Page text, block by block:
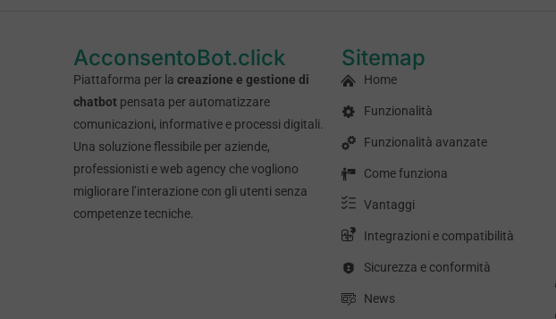
AcconsentoBot.click
Piattaforma per la creazione e gestione di
chatbot pensata per automatizzare
comunicazioni, informative e processi digitali.
Una soluzione flessibile per aziende,
professionisti e web agency che vogliono
migliorare l’interazione con gli utenti senza
competenze tecniche.
Sitemap
Home
Funzionalità
Funzionalità avanzate
Come funziona
Vantaggi
Integrazioni e compatibilità
Sicurezza e conformità
News